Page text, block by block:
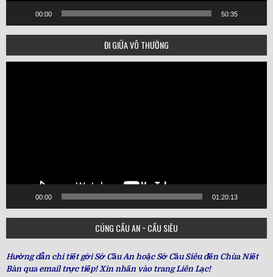
00:00 50:35
ĐI GIỮA VÔ THƯỜNG
00:00 01:20:13
CÚNG CẦU AN ~ CẦU SIÊU
Hướng dẫn chi tiết gởi Sớ Cầu An hoặc Sớ Cầu Siêu đến Chùa Niết
Bàn qua email trực tiếp! Xin nhấn vào trang Liên Lạc!